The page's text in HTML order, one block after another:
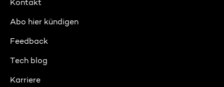
Kontakt
Abo hier kündigen
Feedback
Tech blog
Karriere